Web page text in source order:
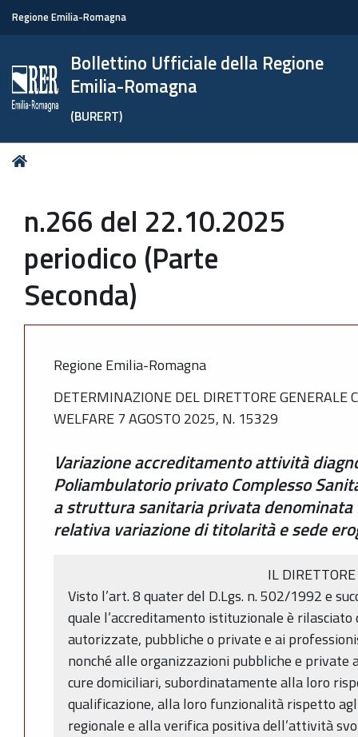
Regione Emilia-Romagna
Bollettino Ufficiale della Regione
Emilia-Romagna
(BURERT)
Tu
n.266 del 22.10.2025
periodico (Parte
Seconda)
Regione Emilia-Romagna
DETERMINAZIONE DEL DIRETTORE GENERALE
WELFARE 7 AGOSTO 2025, N. 15329
Variazione accreditamento attività
Poliambulatorio privato Complesso
a struttura sanitaria privata denominata
relativa variazione di titolarità e sede
IL DIRETTORE
Visto l’art. 8 quater del D.Lgs. n. 502/1992 e
quale l’accreditamento istituzionale è
autorizzate, pubbliche o private e ai
nonché alle organizzazioni pubbliche e private
cure domiciliari, subordinatamente alla loro
qualificazione, alla loro funzionalità rispetto
regionale e alla verifica positiva dell’attività